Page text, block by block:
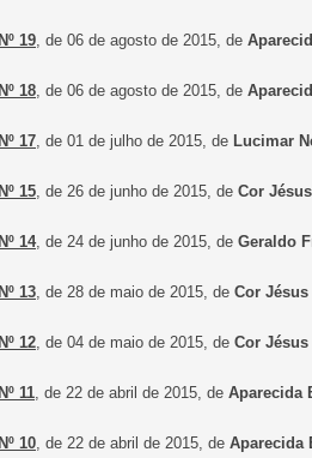
19, de 06 de agosto de 2015, de
18, de 06 de agosto de 2015, de
17, de 01 de julho de 2015, de Lucimar
15, de 26 de junho de 2015, de Cor Jésus
14, de 24 de junho de 2015, de Geraldo
13, de 28 de maio de 2015, de Cor
12, de 04 de maio de 2015, de Cor Jésus
11, de 22 de abril de 2015, de Aparecida
10, de 22 de abril de 2015, de Aparecida